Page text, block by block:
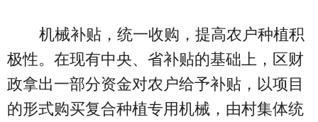
机械补贴，统一收购，提高农户种植积
极性。在现有中央、省补贴的基础上，区财
政拿出一部分资金对农户给予补贴，以项目
的形式购买复合种植专用机械，由村集体统